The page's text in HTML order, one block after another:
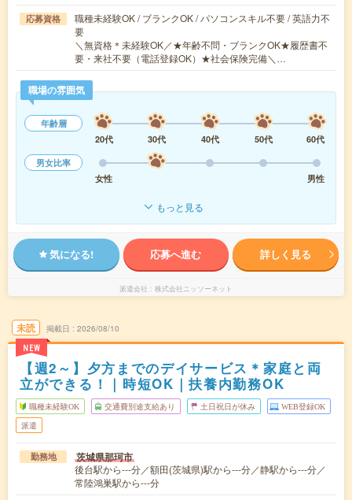
応募資格
職種未経験OK / ブランクOK / パソコンスキル不要 / 英語力不
要
＼無資格＊未経験OK／★年齢不問・ブランクOK★履歴書不
要・来社不要（電話登録OK）★社会保険完備＼…
職場の雰囲気
年齢層
20代
30代 40代 50代
60代
男女比率
女性
男性
もっと見る
気になる! 応募へ進む 詳しく見る
派遣会社 株式会社ニッソーネット
未読
NEW
掲載日 2026/08/10
【週2～】夕方までのデイサービス＊家庭と両
立ができる！｜時短OK｜扶養内勤務OK
職種未経験OK 交通費別途支給あり 土日祝日が休み WEB登録OK
派遣
勤務地 茨城県那珂市
後台駅から---分／額田(茨城県)駅から---分／静駅から---分／
常陸鴻巣駅から---分